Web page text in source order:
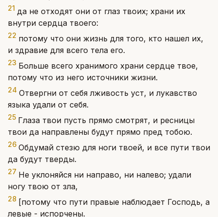
21 да не отходят они от глаз твоих; храни их
внутри сердца твоего:
22 потому что они жизнь для того, кто нашел их,
и здравие для всего тела его.
23 Больше всего хранимого храни сердце твое,
потому что из него источники жизни.
24 Отвергни от себя лживость уст, и лукавство
языка удали от себя.
25 Глаза твои пусть прямо смотрят, и ресницы
твои да направлены будут прямо пред тобою.
26 Обдумай стезю для ноги твоей, и все пути твои
да будут тверды.
27 Не уклоняйся ни направо, ни налево; удали
ногу твою от зла,
28 [потому что пути правые наблюдает Господь, а
левые - испорчены.